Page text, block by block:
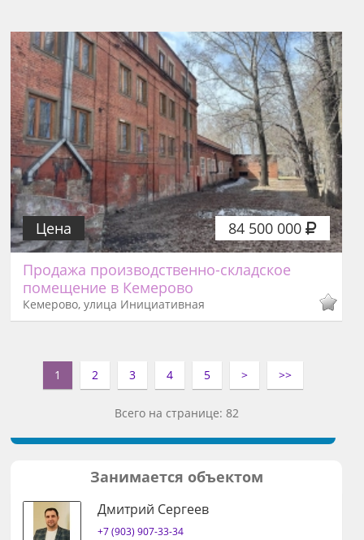
84 500 000
Цена
Продажа производственно-складское
помещение в Кемерово
Кемерово, улица Инициативная
1 2 3 4 5 > >>
Всего на странице: 82
Занимается объектом
Дмитрий Сергеев
+7 (903) 907-33-34